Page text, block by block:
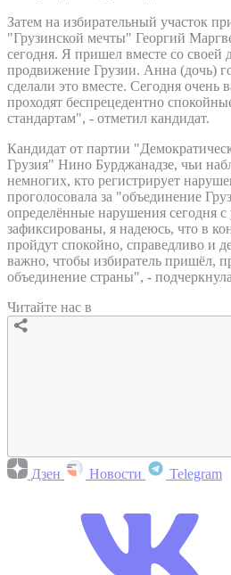
Затем на избирательный участок
"Грузинской мечты" Георгий
сегодня. Я пришел вместе со своей
продвижение Грузии. Анна (дочь)
сделали это вместе. Сегодня
проходят беспрецедентно
стандартам", - отметил кандидат.
Кандидат от партии
Грузия" Нино Бурджанадзе, чьи
немногих, кто регистрирует
проголосовала за "объединение
определённые нарушения сегодня с
зафиксированы, я надеюсь, что в
пройдут спокойно, справедливо и
важно, чтобы избиратель пришёл,
объединение страны", -
Читайте нас в
Дзен Новости Telegram